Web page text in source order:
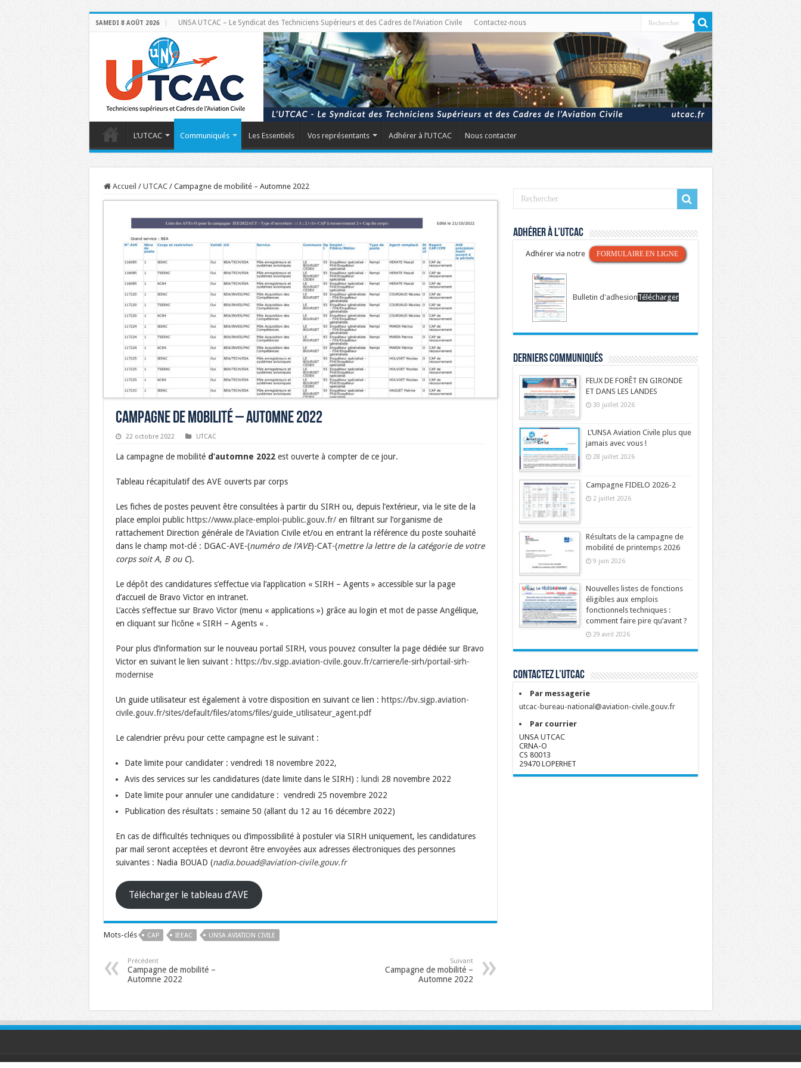
SAMEDI 8 AOÛT 2026 UNSA UTCAC – Le Syndicat des Techniciens Supérieurs et des Cadres de l’Aviation Civile Contactez-nous
L’UTCAC Communiqués Les Essentiels Vos représentants Adhérer à l’UTCAC Nous contacter
Accueil / UTCAC / Campagne de mobilité – Automne 2022
Campagne de mobilité – Automne 2022
22 octobre 2022 UTCAC
La campagne de mobilité d’automne 2022 est ouverte à compter de ce jour.
Tableau récapitulatif des AVE ouverts par corps
Les fiches de postes peuvent être consultées à partir du SIRH ou, depuis l’extérieur, via le site de la
place emploi public https://www.place-emploi-public.gouv.fr/en filtrant sur l’organisme de
rattachement Direction générale de l’Aviation Civile et/ou en entrant la référence du poste souhaité
dans le champ mot-clé : DGAC-AVE-(numéro de l’AVE)-CAT-(mettre la lettre de la catégorie de votre
corps soit A, B ou C).
Le dépôt des candidatures s’effectue via l’application « SIRH – Agents » accessible sur la page
d’accueil de Bravo Victor en intranet.
L’accès s’effectue sur Bravo Victor (menu « applications ») grâce au login et mot de passe Angélique,
en cliquant sur l’icône « SIRH – Agents « .
Pour plus d’information sur le nouveau portail SIRH, vous pouvez consulter la page dédiée sur Bravo
Victor en suivant le lien suivant : https://bv.sigp.aviation-civile.gouv.fr/carriere/le-sirh/portail-sirh-
modernise
Un guide utilisateur est également à votre disposition en suivant ce lien : https://bv.sigp.aviation-
civile.gouv.fr/sites/default/files/atoms/files/guide_utilisateur_agent.pdf
Le calendrier prévu pour cette campagne est le suivant :
Date limite pour candidater : vendredi 18 novembre 2022,
Avis des services sur les candidatures (date limite dans le SIRH) : lundi 28 novembre 2022
Date limite pour annuler une candidature : vendredi 25 novembre 2022
Publication des résultats : semaine 50 (allant du 12 au 16 décembre 2022)
En cas de difficultés techniques ou d’impossibilité à postuler via SIRH uniquement, les candidatures
par mail seront acceptées et devront être envoyées aux adresses électroniques des personnes
suivantes : Nadia BOUAD (nadia.bouad@aviation-civile.gouv.fr
Télécharger le tableau d’AVE
Mots-clés CAP IEEAC UNSA AVIATION CIVILE
Précédent
Campagne de mobilité –
Automne 2022
Suivant
Campagne de mobilité –
Automne 2022
Adhérer à l’UTCAC
Adhérer via notre FORMULAIRE EN LIGNE
Bulletin d'adhesionTélécharger
Derniers communiqués
FEUX DE FORÊT EN GIRONDE
ET DANS LES LANDES
30 juillet 2026
L’UNSA Aviation Civile plus que
jamais avec vous !
28 juillet 2026
Campagne FIDELO 2026-2
2 juillet 2026
Résultats de la campagne de
mobilité de printemps 2026
9 juin 2026
Nouvelles listes de fonctions
éligibles aux emplois
fonctionnels techniques :
comment faire pire qu’avant ?
29 avril 2026
Contactez l’UTCAC
Par messagerie
utcac-bureau-national@aviation-civile.gouv.fr
Par courrier
UNSA UTCAC
CRNA-O
CS 80013
29470 LOPERHET